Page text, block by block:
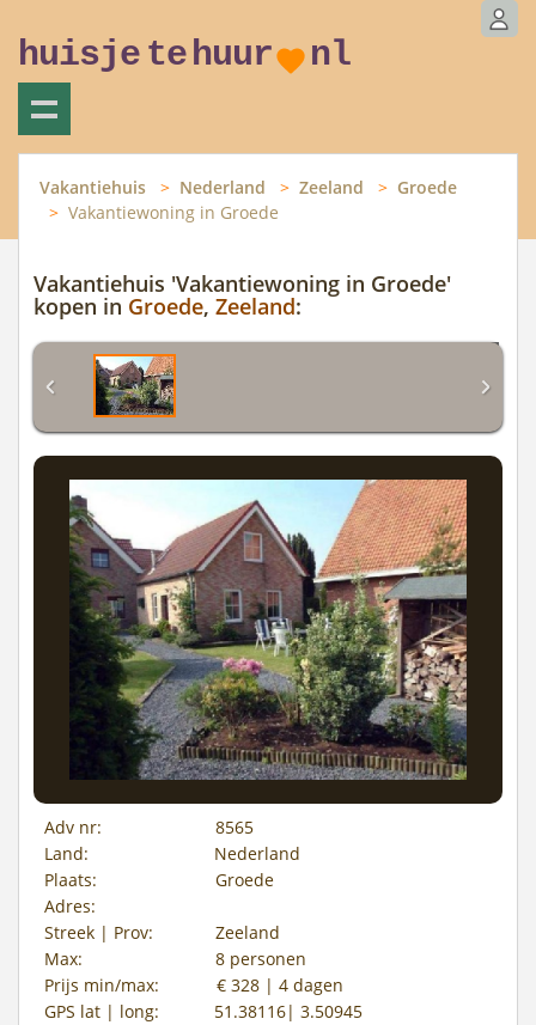
huisje tehuur nl
Vakantiehuis Nederland Zeeland
Groede
Vakantiewoning in Groede
Vakantiehuis 'Vakantiewoning in Groede'
kopen in Groede, Zeeland:
Adv nr:
8565
Land:
Nederland
Plaats:
Groede
Adres:
Streek | Prov:
Zeeland
Max:
8 personen
Prijs min/max:
€ 328 | 4 dagen
GPS lat | long:
51.38116| 3.50945